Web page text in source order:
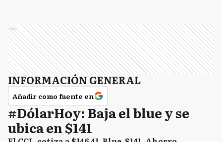
Ads
INFORMACIÓN GENERAL
Añadir como fuente en
#DólarHoy: Baja el blue y se
ubica en $141